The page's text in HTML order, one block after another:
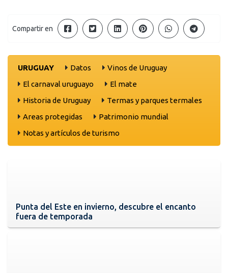
Compartir en
URUGUAY Datos
Vinos de Uruguay
El carnaval uruguayo
El mate
Historia de Uruguay
Termas y parques termales
Areas protegidas
Patrimonio mundial
Notas y artículos de turismo
Punta del Este en invierno, descubre el encanto
fuera de temporada